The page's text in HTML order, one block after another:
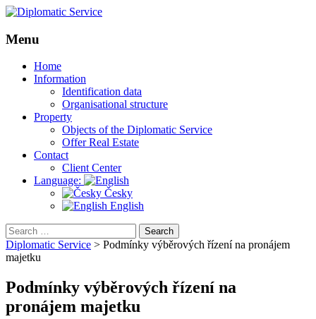
Menu
Skip
Home
Information
Identification data
Organisational structure
Property
Objects of the Diplomatic Service
Offer Real Estate
Contact
Client Center
Language:
Česky
English
Search
for:
Diplomatic Service > Podmínky výběrových řízení na pronájem
majetku
Podmínky výběrových řízení na
pronájem majetku